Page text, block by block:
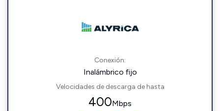
Conexión:
Inalámbrico fijo
Velocidades de descarga de hasta
400Mbps